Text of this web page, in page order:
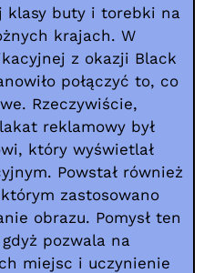
klasy buty i torebki na
krajach. W
z okazji Black
połączyć to, co
Rzeczywiście,
reklamowy był
który wyświetlał
Powstał również
zastosowano
obrazu. Pomysł ten
pozwala na
miejsc i uczynienie